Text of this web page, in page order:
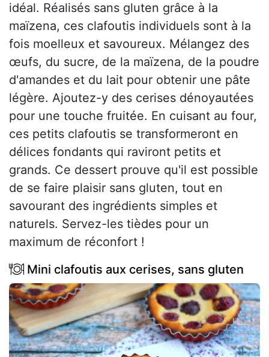
idéal. Réalisés sans gluten grâce à la
maïzena, ces clafoutis individuels sont à la
fois moelleux et savoureux. Mélangez des
œufs, du sucre, de la maïzena, de la poudre
d'amandes et du lait pour obtenir une pâte
légère. Ajoutez-y des cerises dénoyautées
pour une touche fruitée. En cuisant au four,
ces petits clafoutis se transformeront en
délices fondants qui raviront petits et
grands. Ce dessert prouve qu'il est possible
de se faire plaisir sans gluten, tout en
savourant des ingrédients simples et
naturels. Servez-les tièdes pour un
maximum de réconfort !
Mini clafoutis aux cerises, sans gluten